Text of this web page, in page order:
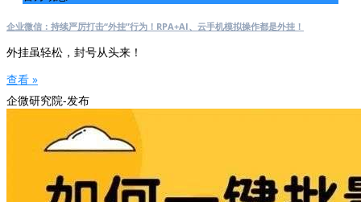
企业微信：持续严厉打击“外挂”行为！RPA+AI、云手机模拟操作都是外挂！
外挂虽轻松，封号从头来！
查看 »
企微研究院-发布